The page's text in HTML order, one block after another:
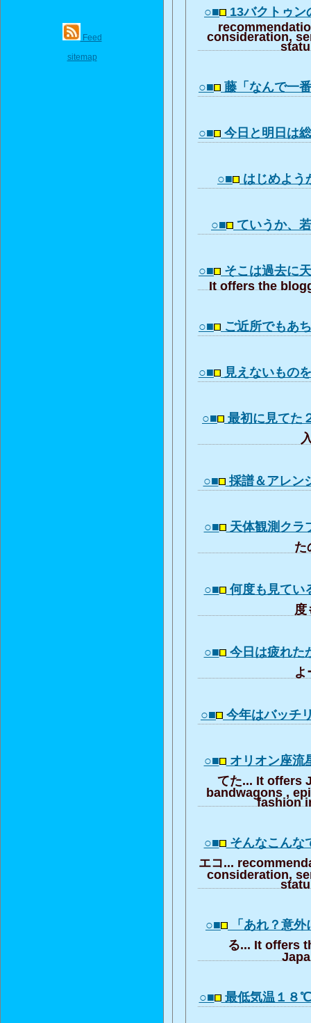
Feed
sitemap
○■ 13バクトゥ
consideration,
○■ 藤「なんで一
○■ 今日と明日は
○■ はじめよ
○■ ていうか、
○■ そこは過去に
It offers the
○■ ご近所でもあ
○■ 見えないもの
○■ 最初に見て
○■ 採譜＆アレ
○■ 天体観測ク
た
○■ 何度も見て
度
○■ 今日は疲れ
○■ 今年はバッチ
○■ オリオン座
てた... It offers
bandwagons ,
fashion
○■ そんなこん
エコ...
consideration,
○■ 「あれ？意
る... It offers
○■ 最低気温１